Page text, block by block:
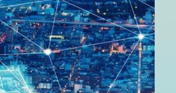
お問い合わせ
情報保護法について
運営会社
採用情報
2026-08-03
【8/12開催】「イノベーションを数値化
する」～投資される事業の基準と、終活
DX「SouSou」に学ぶ資金調達・巻き込